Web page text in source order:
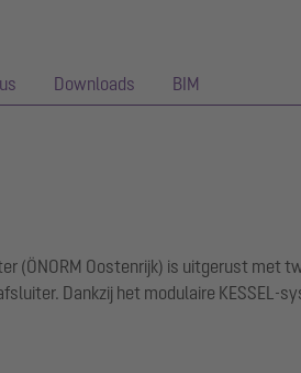
Downloads BIM
(ÖNORM Oostenrijk) is uitgerust met
Dankzij het modulaire